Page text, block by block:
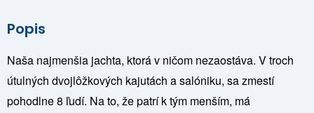
Popis
Naša najmenšia jachta, ktorá v ničom nezaostáva. V troch
útulných dvojlôžkových kajutách a salóniku, sa zmestí
pohodlne 8 ľudí. Na to, že patrí k tým menším, má